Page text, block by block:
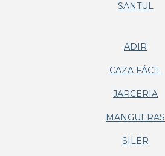
SANTUL
ADIR
CAZA FÁCIL
JARCERIA
MANGUERAS
SILER